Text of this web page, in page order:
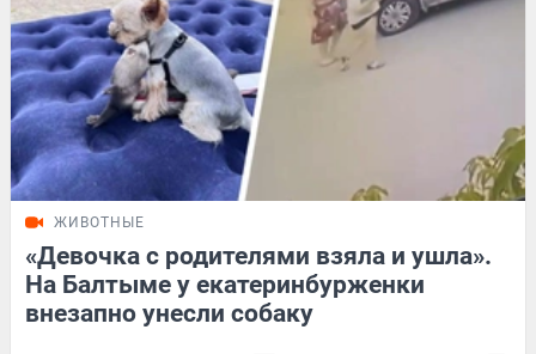
ЖИВОТНЫЕ
«Девочка с родителями взяла и ушла».
На Балтыме у екатеринбурженки
внезапно унесли собаку